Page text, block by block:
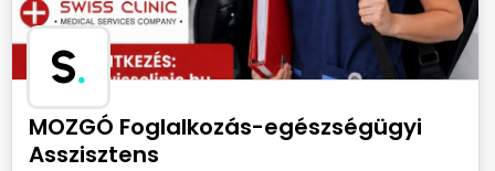
S.
MOZGÓ Foglalkozás-egészségügyi
Asszisztens